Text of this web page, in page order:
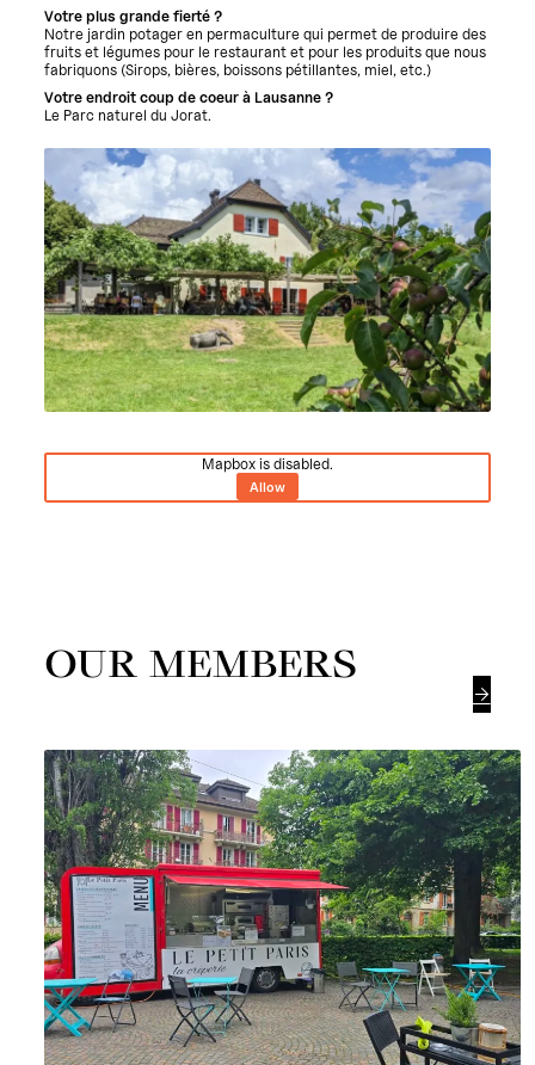
Votre plus grande fierté ?
Notre jardin potager en permaculture qui permet de produire des
fruits et légumes pour le restaurant et pour les produits que nous
fabriquons (Sirops, bières, boissons pétillantes, miel, etc.)
Votre endroit coup de coeur à Lausanne ?
Le Parc naturel du Jorat.
Mapbox is disabled.
Allow
OUR MEMBERS
